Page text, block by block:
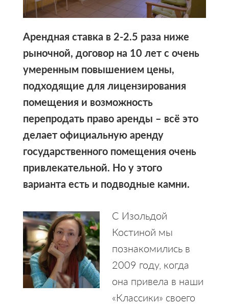
Арендная ставка в 2-2.5 раза ниже
рыночной, договор на 10 лет с очень
умеренным повышением цены,
подходящие для лицензирования
помещения и возможность
перепродать право аренды – всё это
делает официальную аренду
государственного помещения очень
привлекательной. Но у этого
варианта есть и подводные камни.
С Изольдой
Костиной мы
познакомились в
2009 году, когда
она привела в наши
«Классики» своего